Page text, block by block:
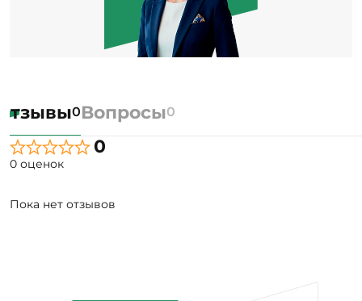
0Вопросы0
0
0 оценок
Пока нет отзывов